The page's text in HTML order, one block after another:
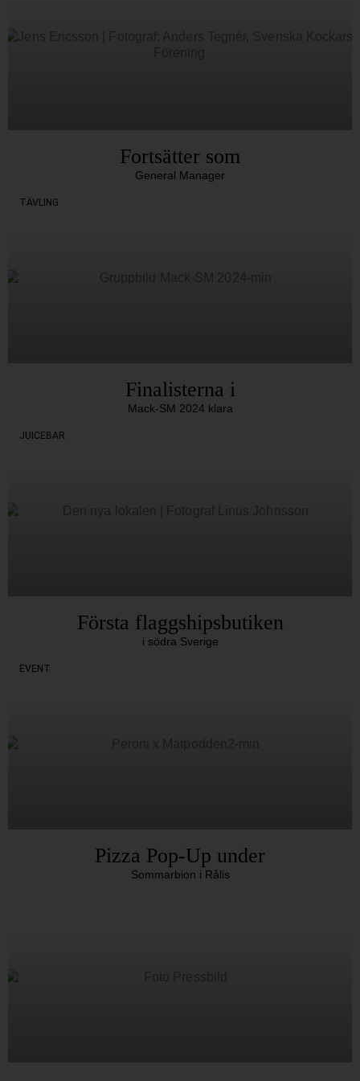
Fortsätter som
General Manager
TÄVLING
Finalisterna i
Mack-SM 2024 klara
JUICEBAR
Första flaggshipsbutiken
i södra Sverige
EVENT
Pizza Pop-Up under
Sommarbion i Rålis